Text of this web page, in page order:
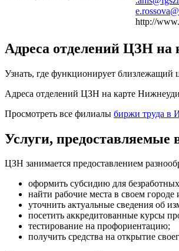
http://
Адреса отделений ЦЗН на
Узнать, где функционирует близлежащий
Адреса отделений ЦЗН на карте
Просмотреть все филиалы биржи труда в
Услуги, предоставляемые
ЦЗН занимается предоставлением
оформить субсидию для
найти рабочие места в своем городе
уточнить актуальные сведения об
посетить аккредитованные курсы
тестирование на профориентацию;
получить средства на открытие